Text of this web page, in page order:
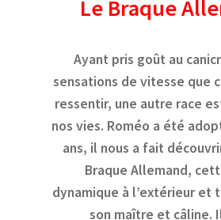
Le Braque
Ayant pris goût au
sensations de vitesse que
ressentir, une autre race
nos vies. Roméo a été
ans, il nous a fait
Braque Allemand,
dynamique à l’extérieur et
son maître et câline.